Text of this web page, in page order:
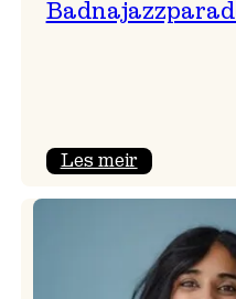
Les meir:
tilbake!